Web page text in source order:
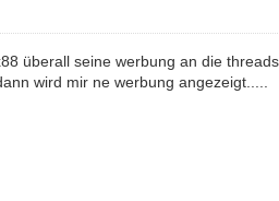
überall seine werbung an die
wird mir ne werbung angezeigt.....